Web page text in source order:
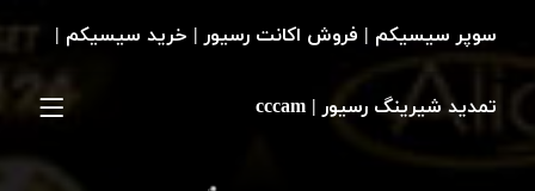
سوپر سیسیکم | فروش اکانت رسیور | خرید سیسیکم |
تمدید شیرینگ رسیور | cccam